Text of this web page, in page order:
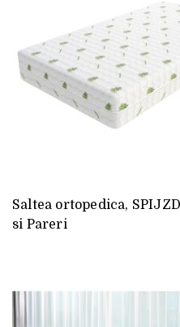
Saltea ortopedica,
si Pareri